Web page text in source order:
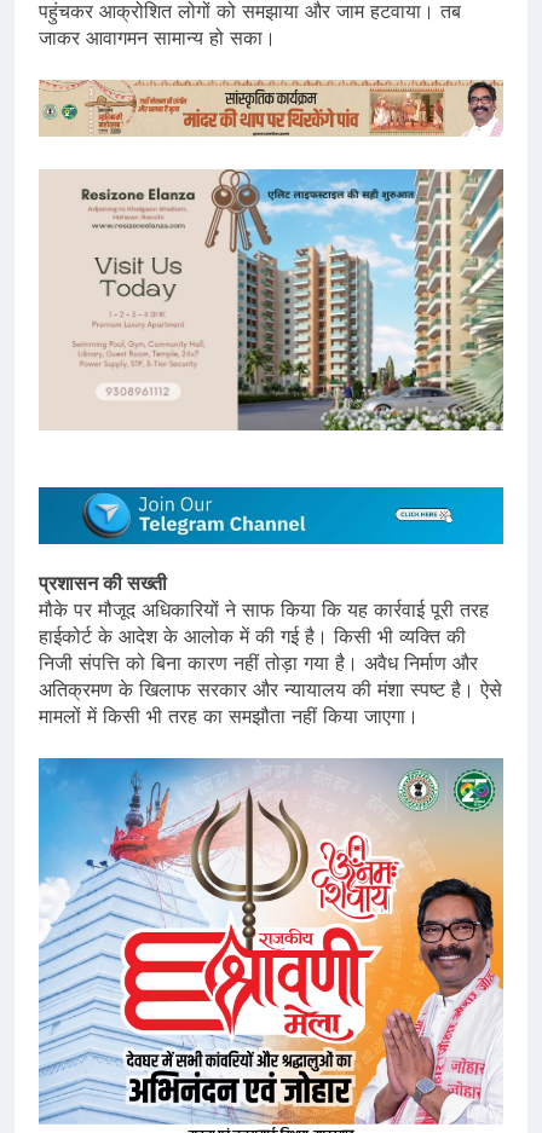
पहुंचकर आक्रोशित लोगों को समझाया और जाम हटवाया। तब
जाकर आवागमन सामान्य हो सका।
प्रशासन की सख्ती
मौके पर मौजूद अधिकारियों ने साफ किया कि यह कार्रवाई पूरी तरह
हाईकोर्ट के आदेश के आलोक में की गई है। किसी भी व्यक्ति की
निजी संपत्ति को बिना कारण नहीं तोड़ा गया है। अवैध निर्माण और
अतिक्रमण के खिलाफ सरकार और न्यायालय की मंशा स्पष्ट है। ऐसे
मामलों में किसी भी तरह का समझौता नहीं किया जाएगा।